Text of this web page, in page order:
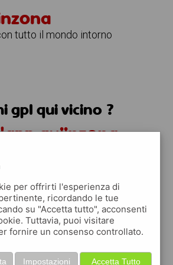
tutto il mondo intorno
gpl qui vicino ?
quiinzona
per offrirti l'esperienza di
ricordando le tue
su "Accetta tutto", acconsenti
Tuttavia, puoi visitare
fornire un consenso controllato.
Accetta Tutto
Impostazioni